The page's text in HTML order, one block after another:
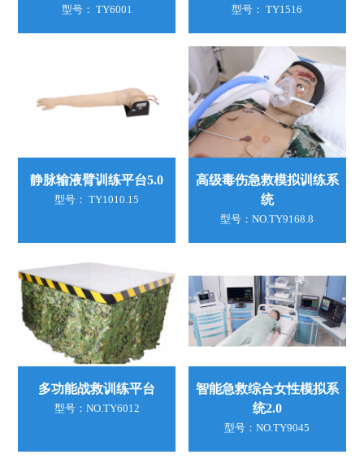
型号： TY6001 型号： TY1516
静脉输液臂训练平台5.0
型号： TY1010.15
高级毒伤急救模拟训练系
统
型号：NO.TY9168.8
多功能战救训练平台
型号：NO.TY6012
智能急救综合女性模拟系
统2.0
型号：NO.TY9045